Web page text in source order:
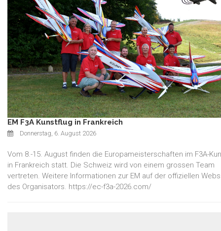
EM F3A Kunstflug in Frankreich
Donnerstag, 6. August 2026
Vom 8.-15. August finden die Europameisterschaften im F3A-
in Frankreich statt. Die Schweiz wird von einem grossen Team
vertreten. Weitere Informationen zur EM auf der offiziellen
des Organisators. https://ec-f3a-2026.com/